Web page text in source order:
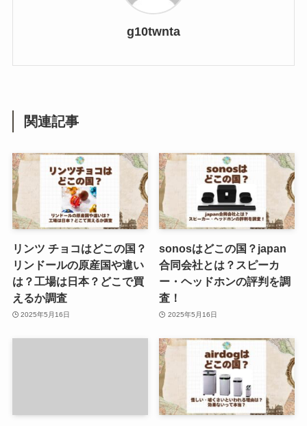
g10twnta
関連記事
リンツ チョコはどこの国？
リンドールの原産国や違い
は？工場は日本？どこで買
えるか調査
2025年5月16日
sonosはどこの国？japan
合同会社とは？スピーカ
ー・ヘッドホンの評判を調
査！
2025年5月16日